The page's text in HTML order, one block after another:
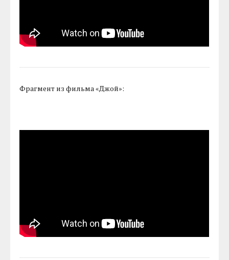
Фрагмент из фильма «Джой»: